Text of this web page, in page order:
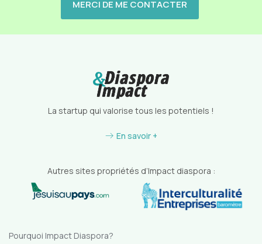
La startup qui valorise tous les potentiels !
En savoir +
Autres sites propriétés d’Impact diaspora :
Pourquoi Impact Diaspora?